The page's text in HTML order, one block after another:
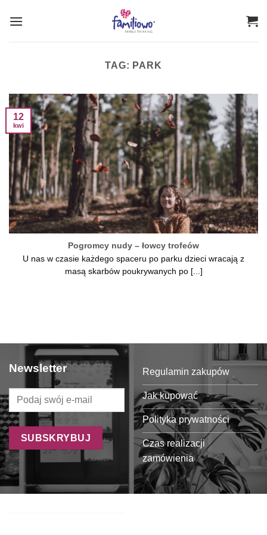
TAG: PARK
Pogromcy nudy – łowcy trofeów
U nas w czasie każdego spaceru po parku dzieci wracają z
masą skarbów poukrywanych po [...]
12
kwi
Newsletter Regulamin zakupów
Jak kupować
Polityka prywatności
Czas realizacji
zamówienia